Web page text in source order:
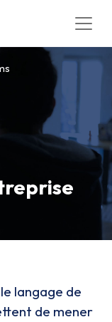
langage de
de mener